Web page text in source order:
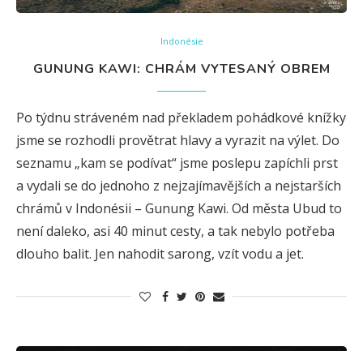
Indonésie
GUNUNG KAWI: CHRÁM VYTESANÝ OBREM
Po týdnu stráveném nad překladem pohádkové knížky
jsme se rozhodli provětrat hlavy a vyrazit na výlet. Do
seznamu „kam se podívat“ jsme poslepu zapíchli prst
a vydali se do jednoho z nejzajímavějších a nejstarších
chrámů v Indonésii – Gunung Kawi. Od města Ubud to
není daleko, asi 40 minut cesty, a tak nebylo potřeba
dlouho balit. Jen nahodit sarong, vzít vodu a jet.